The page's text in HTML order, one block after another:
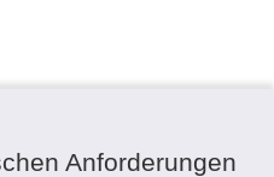
Anforderungen